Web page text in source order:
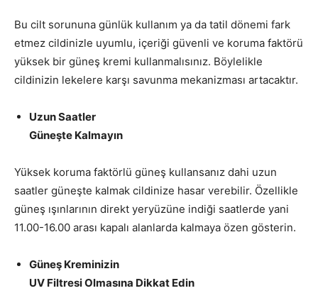
Bu cilt sorununa günlük kullanım ya da tatil dönemi fark
etmez cildinizle uyumlu, içeriği güvenli ve koruma faktörü
yüksek bir güneş kremi kullanmalısınız. Böylelikle
cildinizin lekelere karşı savunma mekanizması artacaktır.
Uzun Saatler
Güneşte Kalmayın
Yüksek koruma faktörlü güneş kullansanız dahi uzun
saatler güneşte kalmak cildinize hasar verebilir. Özellikle
güneş ışınlarının direkt yeryüzüne indiği saatlerde yani
11.00-16.00 arası kapalı alanlarda kalmaya özen gösterin.
Güneş Kreminizin
UV Filtresi Olmasına Dikkat Edin